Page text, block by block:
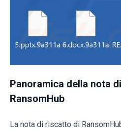
Panoramica della nota
RansomHub
La nota di riscatto di